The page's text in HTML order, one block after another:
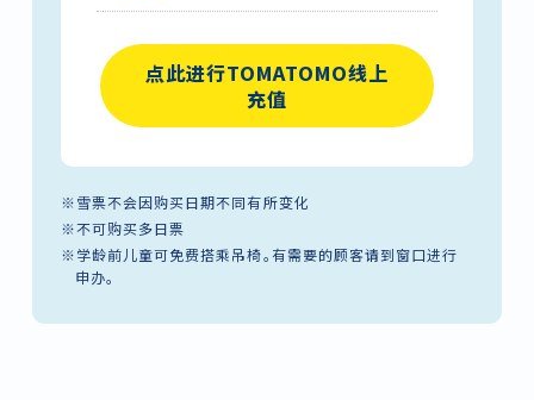
点此进行TOMATOMO线上
充值
※雪票不会因购买日期不同有所变化
※不可购买多日票
※学龄前儿童可免费搭乘吊椅。有需要的顾客请到窗口进行
申办。